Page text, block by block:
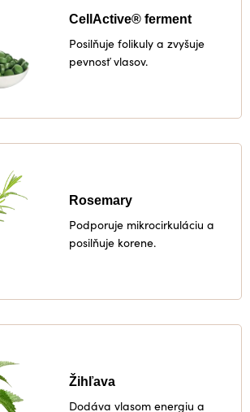
CellActive® ferment
Posilňuje folikuly a zvyšuje
pevnosť vlasov.
Rosemary
Podporuje mikrocirkuláciu a
posilňuje korene.
Žihľava
Dodáva vlasom energiu a